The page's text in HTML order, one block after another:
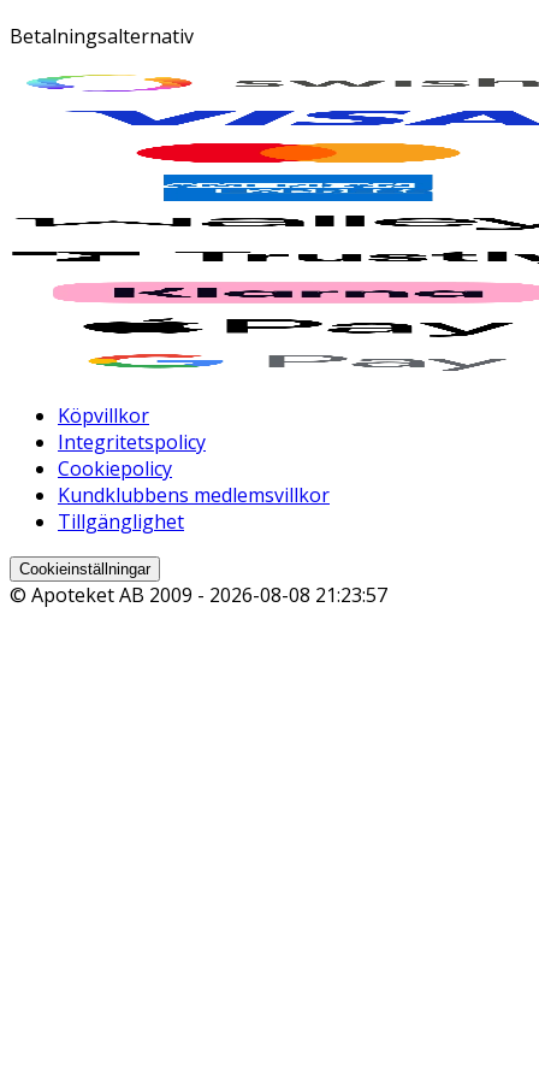
Betalningsalternativ
Köpvillkor
Integritetspolicy
Cookiepolicy
Kundklubbens medlemsvillkor
Tillgänglighet
Cookieinställningar
© Apoteket AB 2009 - 2026-08-08 21:23:57